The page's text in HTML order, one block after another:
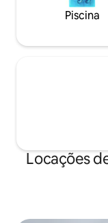
Piscina
Locações